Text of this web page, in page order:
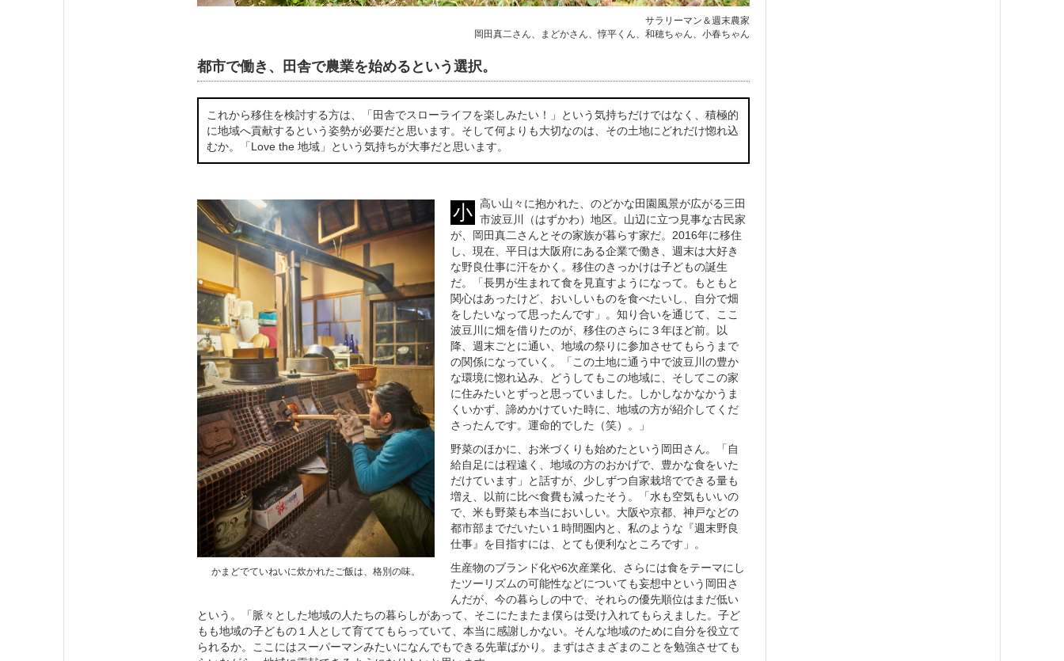
サラリーマン＆週末農家
岡田真二さん、まどかさん、惇平くん、和穂ちゃん、小春ちゃん
都市で働き、田舎で農業を始めるという選択。
これから移住を検討する方は、「田舎でスローライフを楽しみたい！」という気持ちだけではなく、積極的
に地域へ貢献するという姿勢が必要だと思います。そして何よりも大切なのは、その土地にどれだけ惚れ込
むか。「Love the 地域」という気持ちが大事だと思います。
かまどでていねいに炊かれたご飯は、格別の味。
小 高い山々に抱かれた、のどかな田園風景が広がる三田
市波豆川（はずかわ）地区。山辺に立つ見事な古民家
が、岡田真二さんとその家族が暮らす家だ。2016年に移住
し、現在、平日は大阪府にある企業で働き、週末は大好き
な野良仕事に汗をかく。移住のきっかけは子どもの誕生
だ。「長男が生まれて食を見直すようになって。もともと
関心はあったけど、おいしいものを食べたいし、自分で畑
をしたいなって思ったんです」。知り合いを通じて、ここ
波豆川に畑を借りたのが、移住のさらに３年ほど前。以
降、週末ごとに通い、地域の祭りに参加させてもらうまで
の関係になっていく。「この土地に通う中で波豆川の豊か
な環境に惚れ込み、どうしてもこの地域に、そしてこの家
に住みたいとずっと思っていました。しかしなかなかうま
くいかず、諦めかけていた時に、地域の方が紹介してくだ
さったんです。運命的でした（笑）。」
野菜のほかに、お米づくりも始めたという岡田さん。「自
給自足には程遠く、地域の方のおかげで、豊かな食をいた
だけています」と話すが、少しずつ自家栽培でできる量も
増え、以前に比べ食費も減ったそう。「水も空気もいいの
で、米も野菜も本当においしい。大阪や京都、神戸などの
都市部までだいたい１時間圏内と、私のような『週末野良
仕事』を目指すには、とても便利なところです」。
生産物のブランド化や6次産業化、さらには食をテーマにし
たツーリズムの可能性などについても妄想中という岡田さ
んだが、今の暮らしの中で、それらの優先順位はまだ低い
という。「脈々とした地域の人たちの暮らしがあって、そこにたまたま僕らは受け入れてもらえました。子ど
もも地域の子どもの１人として育ててもらっていて、本当に感謝しかない。そんな地域のために自分を役立て
られるか。ここにはスーパーマンみたいになんでもできる先輩ばかり。まずはさまざまのことを勉強させても